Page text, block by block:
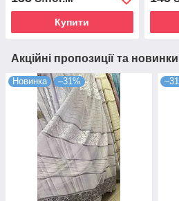
Купити
Акційні пропозиції та новинки
Новинка –31%